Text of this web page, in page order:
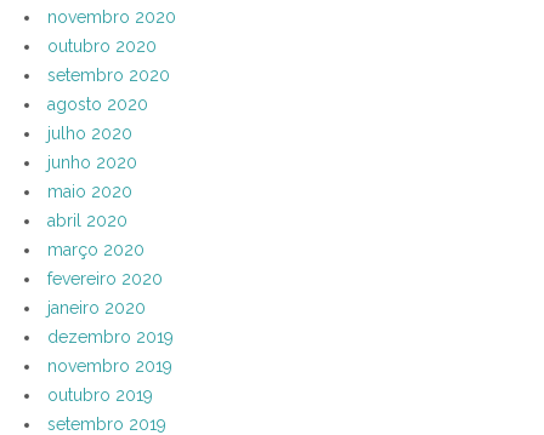
novembro 2020
outubro 2020
setembro 2020
agosto 2020
julho 2020
junho 2020
maio 2020
abril 2020
março 2020
fevereiro 2020
janeiro 2020
dezembro 2019
novembro 2019
outubro 2019
setembro 2019